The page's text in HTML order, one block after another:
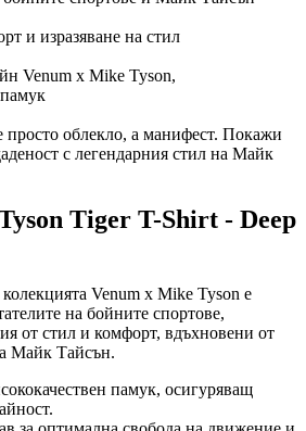
и изразяване на стил
Venum x Mike Tyson,
просто облекло, а манифест. Покажи
с легендарния стил на Майк
Tiger T-Shirt - Deep
Venum x Mike Tyson е
на бойните спортове,
от стил и комфорт, вдъхновени от
Майк Тайсън.
памук, осигуряващ